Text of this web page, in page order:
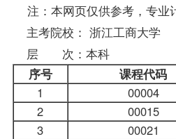
注：本网页仅供参考，专业
主考院校： 浙江工商大学
层 次：本科
序号
课程代码
1
00004
2
00015
3
00021